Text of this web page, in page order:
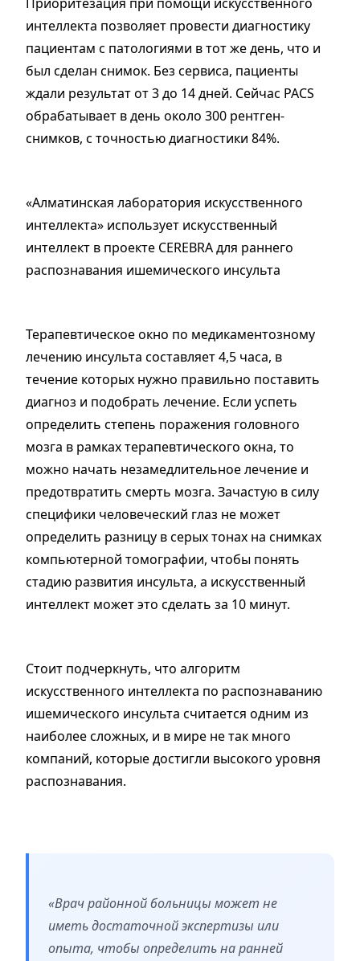
интеллекта позволяет провести диагностику
пациентам с патологиями в тот же день, что и
был сделан снимок. Без сервиса, пациенты
ждали результат от 3 до 14 дней. Сейчас PACS
обрабатывает в день около 300 рентген-
снимков, с точностью диагностики 84%.
«Алматинская лаборатория искусственного
интеллекта» использует искусственный
интеллект в проекте CEREBRA для раннего
распознавания ишемического инсульта
Терапевтическое окно по медикаментозному
лечению инсульта составляет 4,5 часа, в
течение которых нужно правильно поставить
диагноз и подобрать лечение. Если успеть
определить степень поражения головного
мозга в рамках терапевтического окна, то
можно начать незамедлительное лечение и
предотвратить смерть мозга. Зачастую в силу
специфики человеческий глаз не может
определить разницу в серых тонах на снимках
компьютерной томографии, чтобы понять
стадию развития инсульта, а искусственный
интеллект может это сделать за 10 минут.
Стоит подчеркнуть, что алгоритм
искусственного интеллекта по распознаванию
ишемического инсульта считается одним из
наиболее сложных, и в мире не так много
компаний, которые достигли высокого уровня
распознавания.
«Врач районной больницы может не
иметь достаточной экспертизы или
опыта, чтобы определить на ранней